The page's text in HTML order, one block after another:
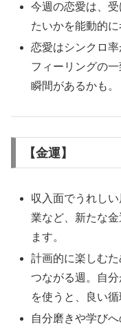
今週の恋愛は、
たいかを能動的に
恋愛はシンクロ
フィーリングの
瞬間があるかも。
【金運】
収入面でうれし
業など、新たな
ます。
計画的に楽しむ
つながる週。自
を使うと、良い循
自分磨きや学び